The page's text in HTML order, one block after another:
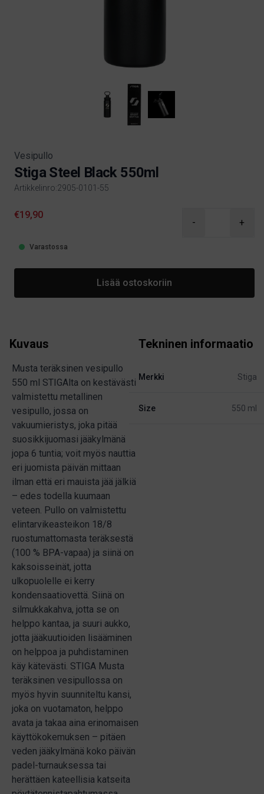
Vesipullo
Stiga Steel Black 550ml
Artikkelinro:2905-0101-55
Product information
€19,90
- +
Varastossa
Lisää ostoskoriin
Kuvaus
Musta teräksinen vesipullo
550 ml STIGAlta on kestävästi
valmistettu metallinen
vesipullo, jossa on
vakuumieristys, joka pitää
suosikkijuomasi jääkylmänä
jopa 6 tuntia; voit myös nauttia
eri juomista päivän mittaan
ilman että eri mauista jää jälkiä
– edes todella kuumaan
veteen. Pullo on valmistettu
elintarvikeasteikon 18/8
ruostumattomasta teräksestä
(100 % BPA-vapaa) ja siinä on
kaksoisseinät, jotta
ulkopuolelle ei kerry
kondensaatiovettä. Siinä on
silmukkakahva, jotta se on
helppo kantaa, ja suuri aukko,
jotta jääkuutioiden lisääminen
on helppoa ja puhdistaminen
käy kätevästi. STIGA Musta
teräksinen vesipullossa on
myös hyvin suunniteltu kansi,
joka on vuotamaton, helppo
avata ja takaa aina erinomaisen
käyttökokemuksen – pitäen
veden jääkylmänä koko päivän
padel-turnauksessa tai
herättäen kateellisia katseita
Tekninen informaatio
Merkki Stiga
Size 550 ml